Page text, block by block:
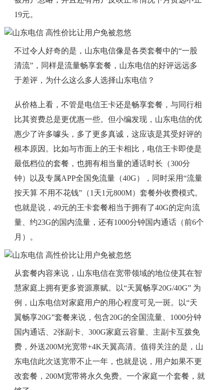
19元。
不过令人好奇的是，山东电信像是各类套餐中的“一股
清流”，同样是流量畅享套餐，山东电信的好评远远多
于差评，为什么这么多人选择山东电信？
从价格上看，不管是电信王卡还是畅享套餐，与同行相
比其资费总是更优惠一些。但小编发现，山东电信的优
惠少了许多噱头，多了更多真诚，这应该是其受好评的
根本原因。比如与市面上的王卡相比，电信王卡即使是
最低档位的套餐，也拥有相当量的通话时长（300分
钟）以及专属APP全国免流量（40G），同时采用“流量
按天算 不用不花钱”（1天1元800M）套餐外收费模式。
也就是说，49元的王卡套餐相当于拥有了40G的定向流
量、约23G的国内流量，还有1000分钟国内通话（前6个
月）。
从套餐内容来说，山东电信在宽带领域的地位使其在智
慧家庭上拥有更多资源禀赋。以“天翼畅享20G/40G” 为
例，山东电信对家庭用户的用心程度可见一斑。以“天
翼畅享20G”套餐来说，包含20G的全国流量、1000分钟
国内通话、2张副卡、300G家庭云容量、主副卡互拨免
费，外送200M光宽带+4K天翼高清。值得关注的是，山
东电信此次送宽带不止一年，也就是说，用户如果不更
改套餐，200M宽带将永久免费。一个家庭一个套餐，就